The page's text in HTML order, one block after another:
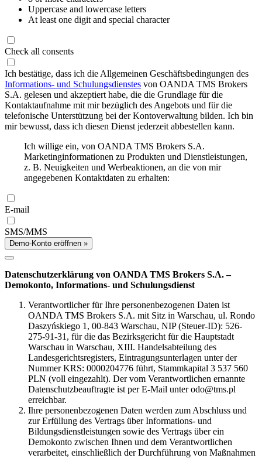
Uppercase and lowercase letters
At least one digit and special character
Check all consents
Ich bestätige, dass ich die Allgemeinen Geschäftsbedingungen des
Informations- und Schulungsdienstes von OANDA TMS Brokers
S.A. gelesen und akzeptiert habe, die die Grundlage für die
Kontaktaufnahme mit mir bezüglich des Angebots und für die
telefonische Unterstützung bei der Kontoverwaltung bilden. Ich bin
mir bewusst, dass ich diesen Dienst jederzeit abbestellen kann.
Ich willige ein, von OANDA TMS Brokers S.A.
Marketinginformationen zu Produkten und Dienstleistungen,
z. B. Neuigkeiten und Werbeaktionen, an die von mir
angegebenen Kontaktdaten zu erhalten:
E-mail
SMS/MMS
Demo-Konto eröffnen »
Datenschutzerklärung von OANDA TMS Brokers S.A. –
Demokonto, Informations- und Schulungsdienst
Verantwortlicher für Ihre personenbezogenen Daten ist
OANDA TMS Brokers S.A. mit Sitz in Warschau, ul. Rondo
Daszyńskiego 1, 00-843 Warschau, NIP (Steuer-ID): 526-
275-91-31, für die das Bezirksgericht für die Hauptstadt
Warschau in Warschau, XIII. Handelsabteilung des
Landesgerichtsregisters, Eintragungsunterlagen unter der
Nummer KRS: 0000204776 führt, Stammkapital 3 537 560
PLN (voll eingezahlt). Der vom Verantwortlichen ernannte
Datenschutzbeauftragte ist per E-Mail unter odo@tms.pl
erreichbar.
Ihre personenbezogenen Daten werden zum Abschluss und
zur Erfüllung des Vertrags über Informations- und
Bildungsdienstleistungen sowie des Vertrags über ein
Demokonto zwischen Ihnen und dem Verantwortlichen
verarbeitet, einschließlich der Durchführung von Maßnahmen